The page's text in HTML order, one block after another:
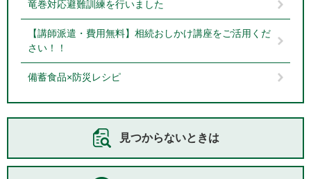
竜巻対応避難訓練を行いました
【講師派遣・費用無料】相続おしかけ講座をご活用くだ
さい！！
備蓄食品×防災レシピ
見つからないときは